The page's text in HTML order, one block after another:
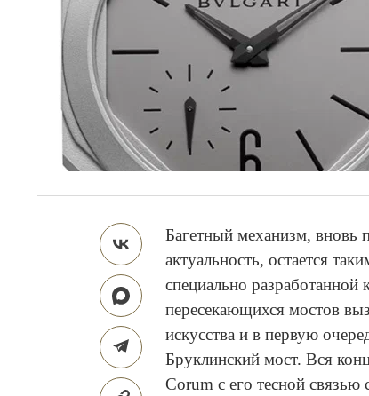
Багетный механизм, вновь
актуальность, остается
специально
пересекающихся мостов
искусства и в первую
Бруклинский мост. Вся
Corum с его тесной